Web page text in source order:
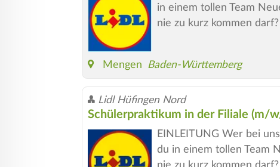
in einem tollen Team
nie zu kurz kommen
Mengen Baden-Württemberg
Lidl Hüfingen Nord
Schülerpraktikum in der Filiale (m/
EINLEITUNG Wer bei
du in einem tollen Team
nie zu kurz kommen